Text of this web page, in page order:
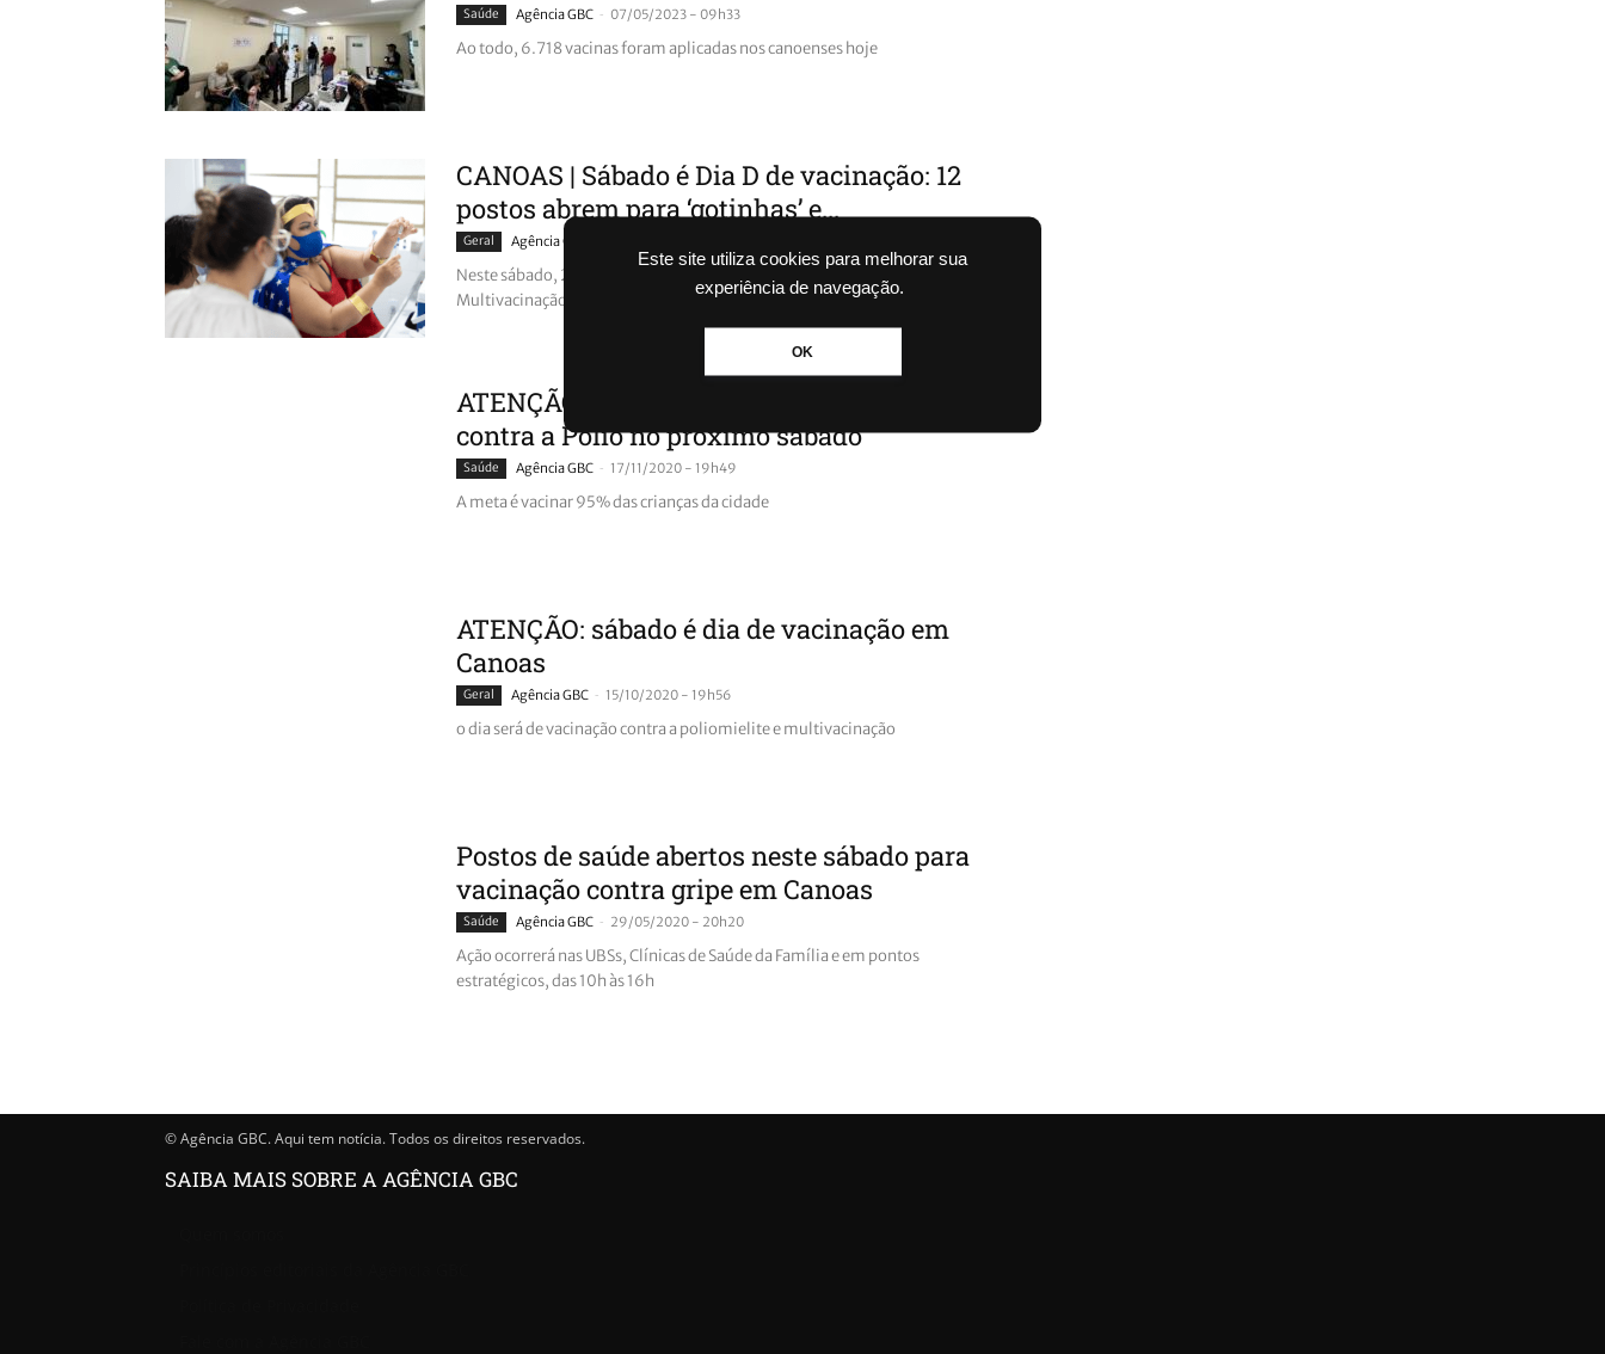
Este site utiliza cookies para melhorar sua
experiência de navegação.
OK
Saúde Agência GBC - 07/05/2023 - 09h33
Ao todo, 6.718 vacinas foram aplicadas nos canoenses hoje
CANOAS | Sábado é Dia D de vacinação: 12
postos abrem para ‘gotinhas’ e...
Geral Agência GBC
Neste sábado, 20, acontece o Dia D da Vacinação da Poliomielite e da
Multivacinação infantil. Em Canoas, a prefeitura vai abrir 12 unidades de...
ATENÇÃO: Sapucaia tem Dia D de vacinação
contra a Pólio no próximo sábado
Saúde Agência GBC - 17/11/2020 - 19h49
A meta é vacinar 95% das crianças da cidade
ATENÇÃO: sábado é dia de vacinação em
Canoas
Geral Agência GBC - 15/10/2020 - 19h56
o dia será de vacinação contra a poliomielite e multivacinação
Postos de saúde abertos neste sábado para
vacinação contra gripe em Canoas
Saúde Agência GBC - 29/05/2020 - 20h20
Ação ocorrerá nas UBSs, Clínicas de Saúde da Família e em pontos
estratégicos, das 10h às 16h
© Agência GBC. Aqui tem notícia. Todos os direitos reservados.
SAIBA MAIS SOBRE A AGÊNCIA GBC